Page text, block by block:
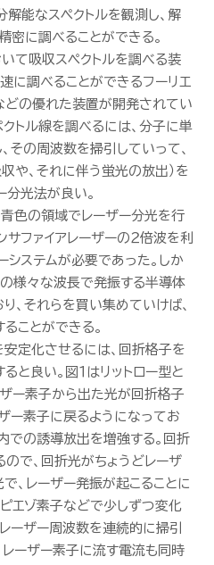
解能なスペクトルを観測し、解
密に調べることができる。
て吸収スペクトルを調べる装
に調べることができるフーリエ
どの優れた装置が開発されてい
クトル線を調べるには、分子に単
その周波数を掃引していって、
や、それに伴う蛍光の放出）を
分光法が良い。
の領域でレーザー分光を行
ファイアレーザーの２倍波を利
システムが必要であった。しか
の様々な波長で発振する半導体
、それらを買い集めていけば、
ことができる。
定化させるには、回折格子を
と良い。図１はリットロー型と
ー素子から出た光が回折格子
ー素子に戻るようになってお
での誘導放出を増強する。回折
で、回折光がちょうどレーザ
、レーザー発振が起こることに
エゾ素子などで少しずつ変化
ーザー周波数を連続的に掃引
レーザー素子に流す電流も同時